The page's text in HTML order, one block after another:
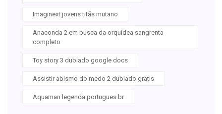
Imaginext jovens titãs mutano
Anaconda 2 em busca da orquídea sangrenta
completo
Toy story 3 dublado google docs
Assistir abismo do medo 2 dublado gratis
Aquaman legenda portugues br